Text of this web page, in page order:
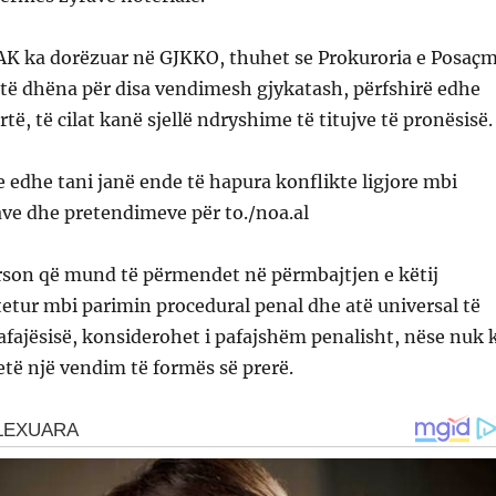
ka dorëzuar në GJKKO, thuhet se Prokuroria e
dhëna për disa vendimesh gjykatash, përfshirë edhe
të cilat kanë sjellë ndryshime të titujve të pronësisë.
edhe tani janë ende të hapura konflikte ligjore mbi
dhe pretendimeve për to./noa.al
që mund të përmendet në përmbajtjen e këtij
mbi parimin procedural penal dhe atë universal të
konsiderohet i pafajshëm penalisht, nëse nuk
një vendim të formës së prerë.